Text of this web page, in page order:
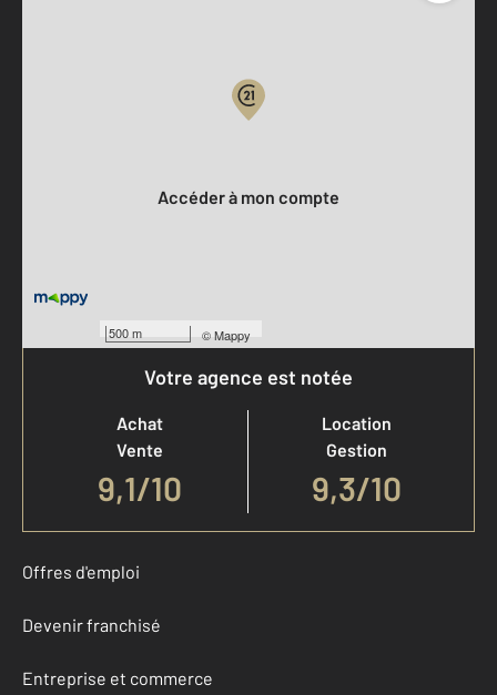
500 m ©Mappy
Accéder à mon compte
Votre agence est notée
Achat
Vente
9,1/10
Location
Gestion
9,3/10
Offres d'emploi
Devenir franchisé
Entreprise et commerce